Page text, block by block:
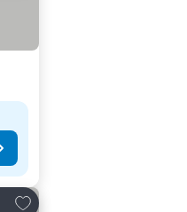
Dodati u favorite